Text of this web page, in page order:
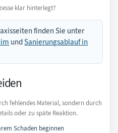
klar hinterlegt?
finden Sie unter
undSanierungsablauf in
fehlendes Material, sondern durch
oder zu späte Reaktion.
Schaden beginnen